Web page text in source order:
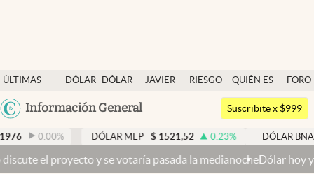
ÚLTIMAS
NOTICIAS
DÓLAR
DÓLAR
JAVIER
RIESGO
QUIÉN ES
QUIÉN
FORO
Argentina
México
Información General
Dólar
Members
Economía y Política
Finanzas y Mercados
Suscribite x $999
% DÓLAR MEP $ 1521,52 0.23% DÓLAR BNA $ 1520
pasada la medianocheDólar hoy y dólar blue hoy: cuál es